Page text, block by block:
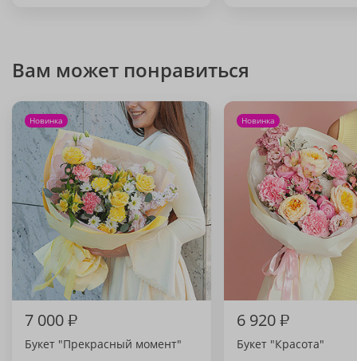
Вам может понравиться
Новинка
7 000₽
Букет "Прекрасный момент"
Новинка
6 920₽
Букет "Красота"